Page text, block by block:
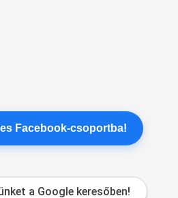
Facebook-csoportba!
a Google keresőben!